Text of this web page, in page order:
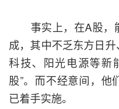
事实上，在A股，
成，其中不乏东方日
科技、阳光电源等新
股”。而不经意间，他
已着手实施。